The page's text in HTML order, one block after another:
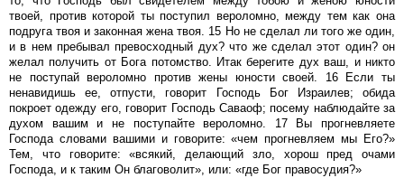
твоей, против которой ты поступил вероломно, между тем как она
подруга твоя и законная жена твоя. 15 Но не сделал ли того же один,
и в нем пребывал превосходный дух? что же сделал этот один? он
желал получить от Бога потомство. Итак берегите дух ваш, и никто
не поступай вероломно против жены юности своей. 16 Если ты
ненавидишь ее, отпусти, говорит Господь Бог Израилев; обида
покроет одежду его, говорит Господь Саваоф; посему наблюдайте за
духом вашим и не поступайте вероломно. 17 Вы прогневляете
Господа словами вашими и говорите: «чем прогневляем мы Его?»
Тем, что говорите: «всякий, делающий зло, хорош пред очами
Господа, и к таким Он благоволит», или: «где Бог правосудия?»